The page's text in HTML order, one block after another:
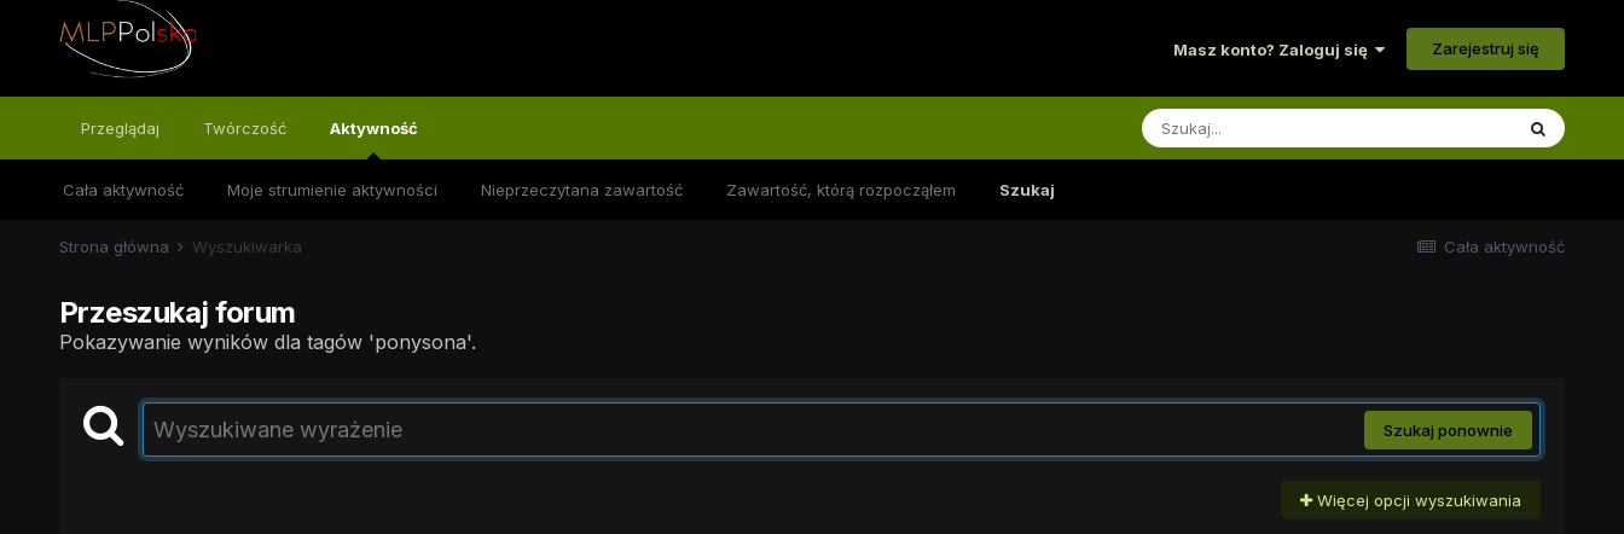
Masz konto? Zaloguj się Zarejestruj się
Przeglądaj Twórczość Aktywność
Cała aktywność Moje strumienie aktywności Nieprzeczytana zawartość Zawartość, którą rozpocząłem Szukaj
Cała aktywność
Strona główna Wyszukiwarka
Przeszukaj forum
Pokazywanie wyników dla tagów 'ponysona'.
Szukaj ponownie
Więcej opcji wyszukiwania